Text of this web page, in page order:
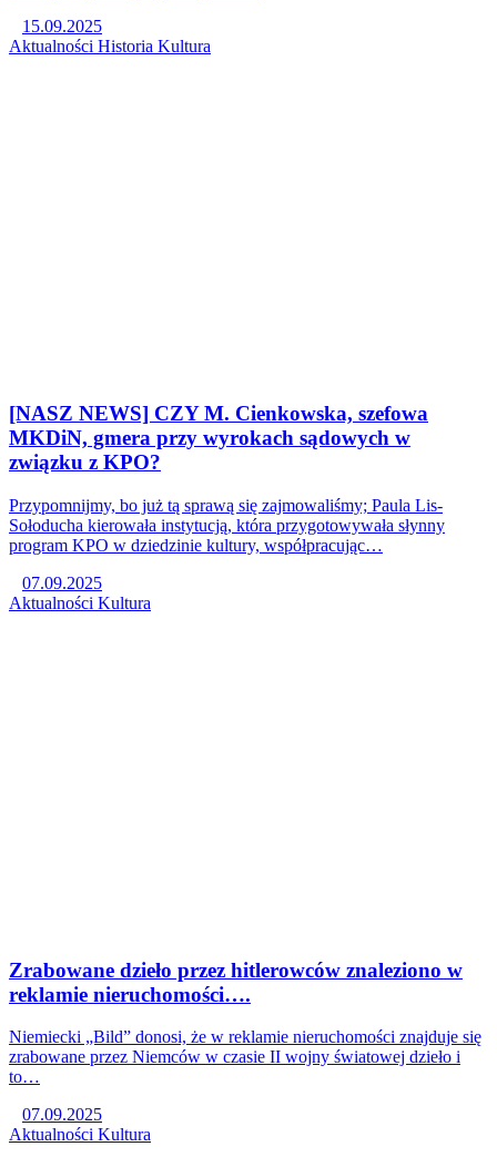
15.09.2025
Aktualności Historia Kultura
[NASZ NEWS] CZY M. Cienkowska, szefowa
MKDiN, gmera przy wyrokach sądowych w
związku z KPO?
Przypomnijmy, bo już tą sprawą się zajmowaliśmy; Paula Lis-
Sołoducha kierowała instytucją, która przygotowywała słynny
program KPO w dziedzinie kultury, współpracując…
07.09.2025
Aktualności Kultura
Zrabowane dzieło przez hitlerowców znaleziono w
reklamie nieruchomości….
Niemiecki „Bild” donosi, że w reklamie nieruchomości znajduje się
zrabowane przez Niemców w czasie II wojny światowej dzieło i
to…
07.09.2025
Aktualności Kultura